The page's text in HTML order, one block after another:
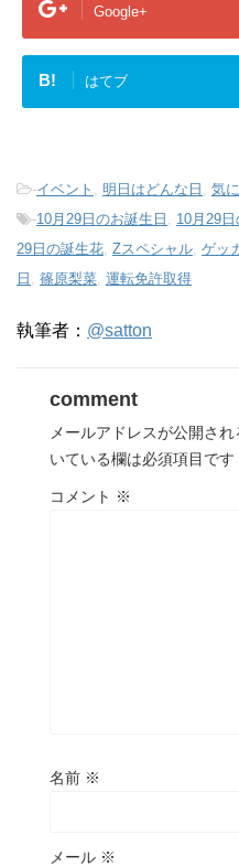
Google+
B! はてブ
-イベント 明日はどんな日 気
-10月29日のお誕生日 10月29日
29日の誕生花 Zスペシャル ゲッ
日
篠原梨菜 運転免許取得
執筆者： @satton
comment
メールアドレスが公開され
いている欄は必須項目です
コメント ※
名前 ※
メール ※